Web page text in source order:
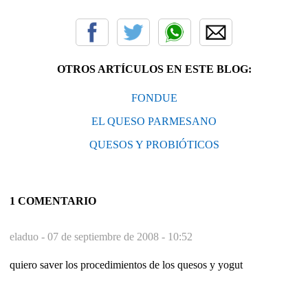
OTROS ARTÍCULOS EN ESTE BLOG:
FONDUE
EL QUESO PARMESANO
QUESOS Y PROBIÓTICOS
1 COMENTARIO
eladuo - 07 de septiembre de 2008 - 10:52
quiero saver los procedimientos de los quesos y yogut